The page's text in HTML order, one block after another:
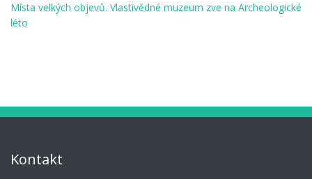
Místa velkých objevů. Vlastivědné muzeum zve na Archeologické
léto
Kontakt